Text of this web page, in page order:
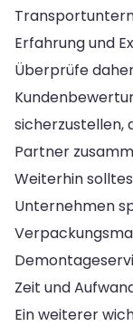
Erfahrung und
Überprüfe
sicherzustellen,
Partner
Weiterhin
Unternehmen
Zeit und
Ein weiterer